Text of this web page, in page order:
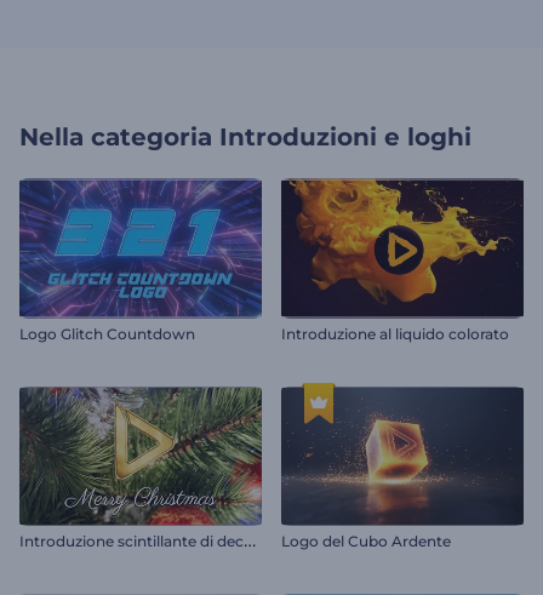
Nella categoria Introduzioni e loghi
Logo Glitch Countdown Introduzione al liquido colorato
I
ntroduzione scintillante di decorazioni natalizie Logo del Cubo Ardente